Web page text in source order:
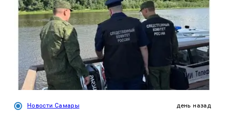
Новости Самары день назад